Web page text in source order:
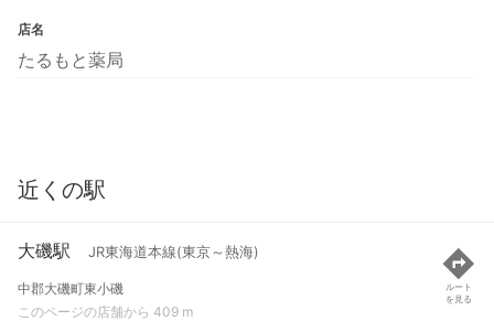
店名
たるもと薬局
近くの駅
大磯駅 JR東海道本線(東京～熱海)
中郡大磯町東小磯
このページの店舗から 409 m
ルート
を見る